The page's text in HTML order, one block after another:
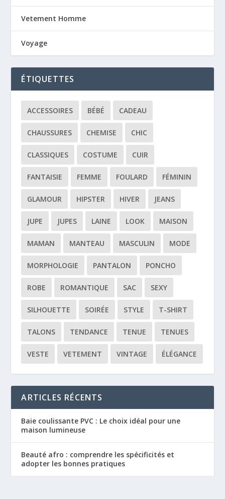
Vetement Homme
Voyage
ÉTIQUETTES
ACCESSOIRES BÉBÉ CADEAU
CHAUSSURES CHEMISE CHIC
CLASSIQUES COSTUME CUIR
FANTAISIE FEMME FOULARD FÉMININ
GLAMOUR HIPSTER HIVER JEANS
JUPE JUPES LAINE LOOK MAISON
MAMAN MANTEAU MASCULIN MODE
MORPHOLOGIE PANTALON PONCHO
ROBE ROMANTIQUE SAC SEXY
SILHOUETTE SOIRÉE STYLE T-SHIRT
TALONS TENDANCE TENUE TENUES
VESTE VETEMENT VINTAGE ÉLÉGANCE
ARTICLES RÉCENTS
Baie coulissante PVC : Le choix idéal pour une
maison lumineuse
Beauté afro : comprendre les spécificités et
adopter les bonnes pratiques